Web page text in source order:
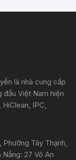
là nhà cung cấp
đầu Việt Nam hiện
IPC,
Phường Tây Thạnh,
27 Võ An